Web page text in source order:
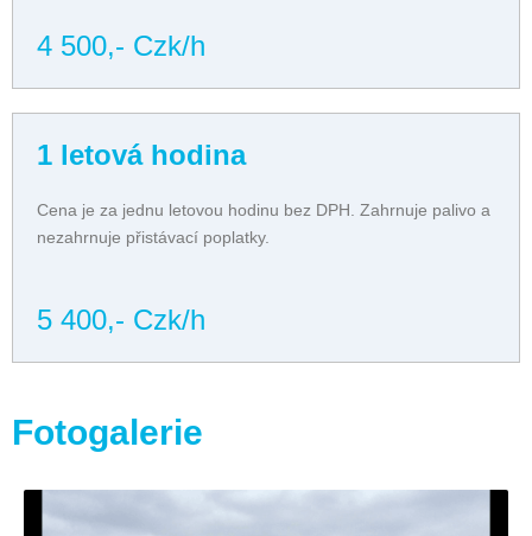
4 500,- Czk/h
1 letová hodina
Cena je za jednu letovou hodinu bez DPH. Zahrnuje palivo a
nezahrnuje přistávací poplatky.
5 400,- Czk/h
Fotogalerie